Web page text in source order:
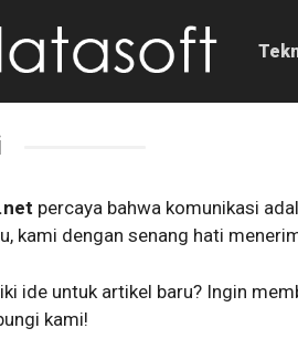
percaya bahwa komunikasi
kami dengan senang hati
ide untuk artikel baru? Ingin
kami!